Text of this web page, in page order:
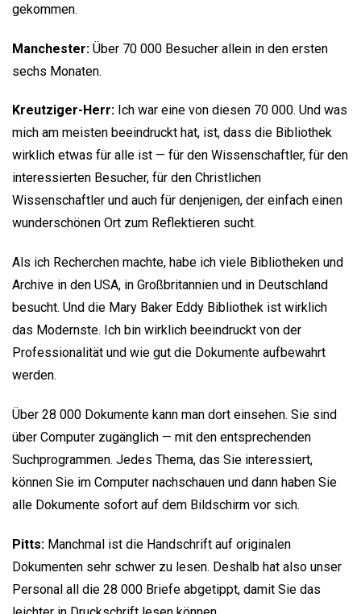
gekommen.
Manchester: Über 70 000 Besucher allein in den ersten
sechs Monaten.
Kreutziger-Herr: Ich war eine von diesen 70 000. Und was
mich am meisten beeindruckt hat, ist, dass die Bibliothek
wirklich etwas für alle ist — für den Wissenschaftler, für den
interessierten Besucher, für den Christlichen
Wissenschaftler und auch für denjenigen, der einfach einen
wunderschönen Ort zum Reflektieren sucht.
Als ich Recherchen machte, habe ich viele Bibliotheken und
Archive in den USA, in Großbritannien und in Deutschland
besucht. Und die Mary Baker Eddy Bibliothek ist wirklich
das Modernste. Ich bin wirklich beeindruckt von der
Professionalität und wie gut die Dokumente aufbewahrt
werden.
Über 28 000 Dokumente kann man dort einsehen. Sie sind
über Computer zugänglich — mit den entsprechenden
Suchprogrammen. Jedes Thema, das Sie interessiert,
können Sie im Computer nachschauen und dann haben Sie
alle Dokumente sofort auf dem Bildschirm vor sich.
Pitts: Manchmal ist die Handschrift auf originalen
Dokumenten sehr schwer zu lesen. Deshalb hat also unser
Personal all die 28 000 Briefe abgetippt, damit Sie das